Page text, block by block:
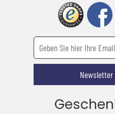
Newsletter